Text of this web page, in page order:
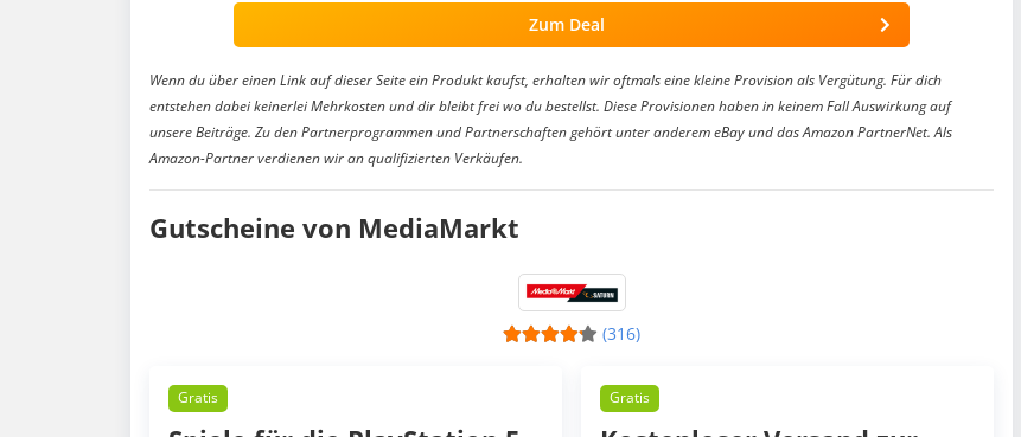
Zum Deal
Wenn du über einen Link auf dieser Seite ein Produkt kaufst, erhalten wir oftmals eine kleine Provision als Vergütung. Für dich
entstehen dabei keinerlei Mehrkosten und dir bleibt frei wo du bestellst. Diese Provisionen haben in keinem Fall Auswirkung auf
unsere Beiträge. Zu den Partnerprogrammen und Partnerschaften gehört unter anderem eBay und das Amazon PartnerNet. Als
Amazon-Partner verdienen wir an qualifizierten Verkäufen.
Gutscheine von MediaMarkt
(316)
Gratis Gratis